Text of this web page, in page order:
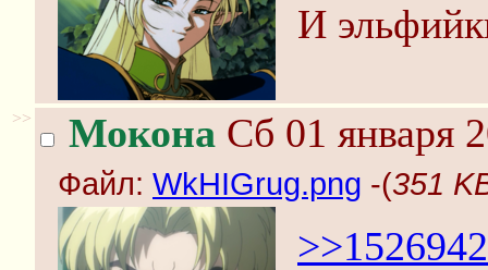
И
>> Мокона Сб 01 января
Файл: WkHIGrug.png -(351
>>1526942